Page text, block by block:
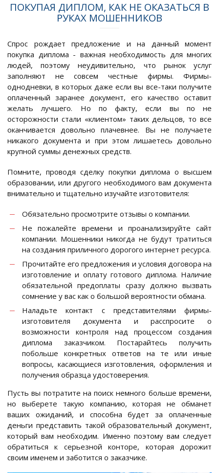
ПОКУПАЯ ДИПЛОМ, КАК НЕ ОКАЗАТЬСЯ В
РУКАХ МОШЕННИКОВ
Спрос рождает предложение и на данный момент
покупка диплома - важная необходимость для многих
людей, поэтому неудивительно, что рынок услуг
заполняют не совсем честные фирмы. Фирмы-
однодневки, в которых даже если вы все-таки получите
оплаченный заранее документ, его качество оставит
желать лучшего. Но по факту, если вы по не
осторожности стали «клиентом» таких дельцов, то все
оканчивается довольно плачевнее. Вы не получаете
никакого документа и при этом лишаетесь довольно
крупной суммы денежных средств.
Помните, проводя сделку покупки диплома о высшем
образовании, или другого необходимого вам документа
внимательно и тщательно изучайте изготовителя:
Обязательно просмотрите отзывы о компании.
Не пожалейте времени и проанализируйте сайт
компании. Мошенники никогда не будут тратиться
на создания приличного дорогого интернет ресурса.
Прочитайте его предложения и условия договора на
изготовление и оплату готового диплома. Наличие
обязательной предоплаты сразу должно вызвать
сомнение у вас как о большой вероятности обмана.
Наладьте контакт с представителями фирмы-
изготовителя документа и расспросите о
возможности контроля над процессом создания
диплома заказчиком. Постарайтесь получить
побольше конкретных ответов на те или иные
вопросы, касающиеся изготовления, оформления и
получения образца удостоверения.
Пусть вы потратите на поиск немного больше времени,
но выберете такую компанию, которая не обманет
ваших ожиданий, и способна будет за оплаченные
деньги представить такой образовательный документ,
который вам необходим. Именно поэтому вам следует
обратиться к серьезной конторе, которая дорожит
своим именем и заботится о заказчике.